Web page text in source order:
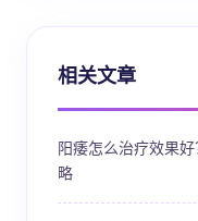
相关文章
阳痿怎么治疗效果
略